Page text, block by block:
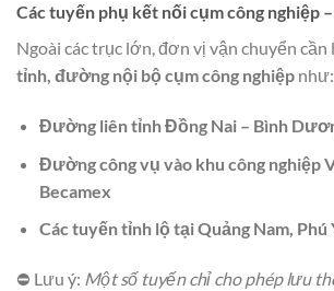
Các tuyến phụ kết nối cụm công nghiệp
Ngoài các trục lớn, đơn vị vận chuyển cần
tỉnh, đường nội bộ cụm công nghiệp như:
Đường liên tỉnh Đồng Nai – Bình
Đường công vụ vào khu công nghiệp
Becamex
Các tuyến tỉnh lộ tại Quảng Nam, Phú
⛔ Lưu ý: Một số tuyến chỉ cho phép lưu